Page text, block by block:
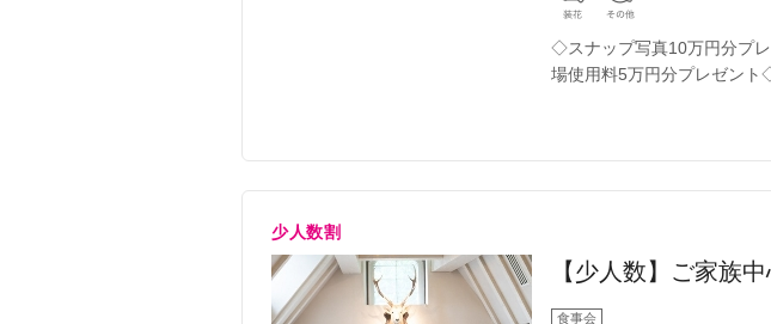
メインテーブル・ゲストテーブル・ブー
スナップ写真（アルバム・全カットデー
サービス料 会場使用料・音響使用料・料飲の10％
その他含まれるもの
プレゼント : 会場使用料5万円分
50%OFF
衣裳 新郎・新婦 洋装各1点ずつ
席料 会場貸切使用料
◇スナップ写真10万円分プ
場使用料5万円分プレゼン
申込期間 今月末までにお申込みのお客様
挙式期間 通年（限定日）
少人数割
【少人数】ご家族
食事会